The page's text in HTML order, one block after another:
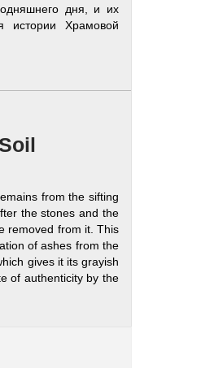
дня, и их
истории Храмовой
from the sifting
the stones and the
removed from it. This
of ashes from the
gives it its grayish
of authenticity by the